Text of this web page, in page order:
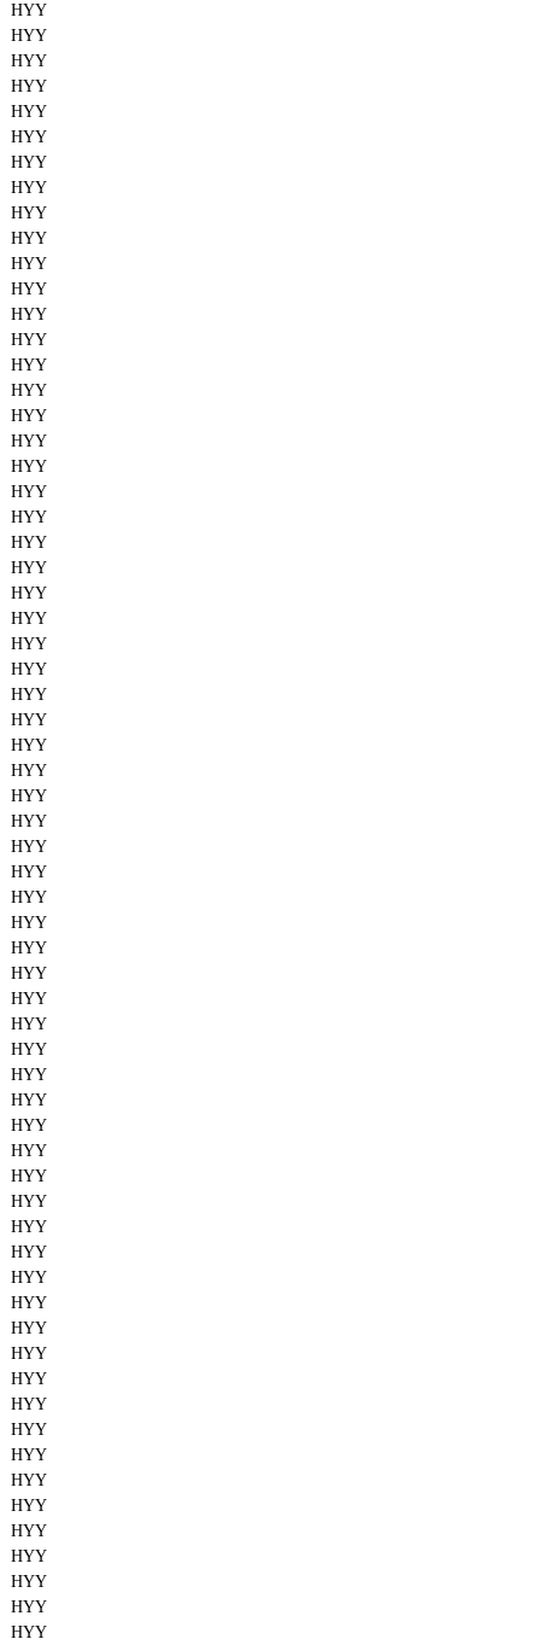
HYY
HYY
HYY
HYY
HYY
HYY
HYY
HYY
HYY
HYY
HYY
HYY
HYY
HYY
HYY
HYY
HYY
HYY
HYY
HYY
HYY
HYY
HYY
HYY
HYY
HYY
HYY
HYY
HYY
HYY
HYY
HYY
HYY
HYY
HYY
HYY
HYY
HYY
HYY
HYY
HYY
HYY
HYY
HYY
HYY
HYY
HYY
HYY
HYY
HYY
HYY
HYY
HYY
HYY
HYY
HYY
HYY
HYY
HYY
HYY
HYY
HYY
HYY
HYY
HYY